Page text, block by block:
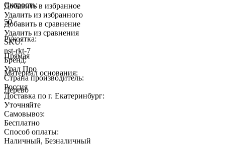
Скорость:
50
Рукоятка:
Прямая
Материал основания:
Дерево
Добавить в избранное
Удалить из избранного
Добавить в сравнение
Удалить из сравнения
SKU:
nst-rkt-7
Бренд:
Урал Про
Страна производитель:
Россия
Доставка по г. Екатеринбург:
Уточняйте
Самовывоз:
Бесплатно
Способ оплаты:
Наличный, Безналичный